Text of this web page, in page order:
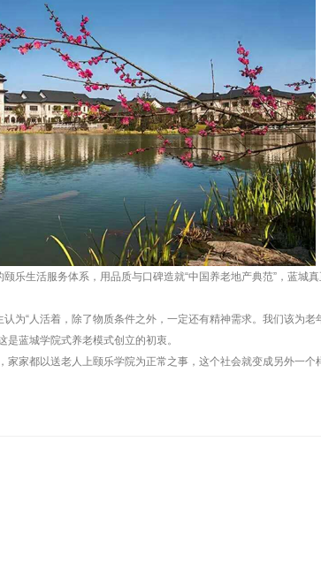
乐生活服务体系，用品质与口碑造就“中国养老地产典范”，蓝城
为“人活着，除了物质条件之外，一定还有精神需求。我们该为
蓝城学院式养老模式创立的初衷。
家都以送老人上颐乐学院为正常之事，这个社会就变成另外一